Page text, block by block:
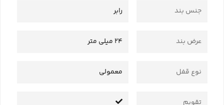
جنس بند رابر
عرض بند 24 میلی متر
نوع قفل معمولی
تقویم